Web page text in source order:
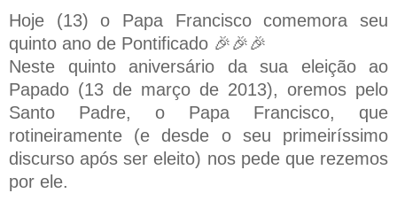
Hoje (13) o Papa Francisco comemora seu
quinto ano de Pontificado 🎉🎉🎉
Neste quinto aniversário da sua eleição ao
Papado (13 de março de 2013), oremos pelo
Santo Padre, o Papa Francisco, que
rotineiramente (e desde o seu primeiríssimo
discurso após ser eleito) nos pede que rezemos
por ele.